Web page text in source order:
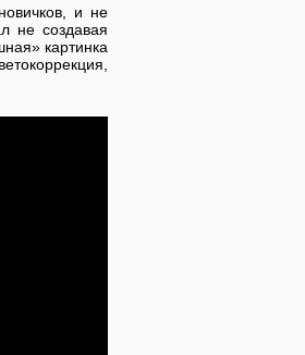
и не
не создавая
картинка